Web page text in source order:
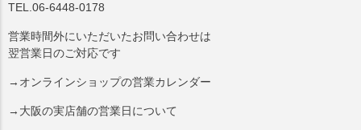
TEL.06-6448-0178
営業時間外にいただいたお問い合わせは
翌営業日のご対応です
→オンラインショップの営業カレンダー
→大阪の実店舗の営業日について